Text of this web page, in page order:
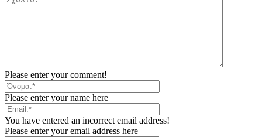
Please enter your comment!
Please enter your name here
You have entered an incorrect email address!
Please enter your email address here